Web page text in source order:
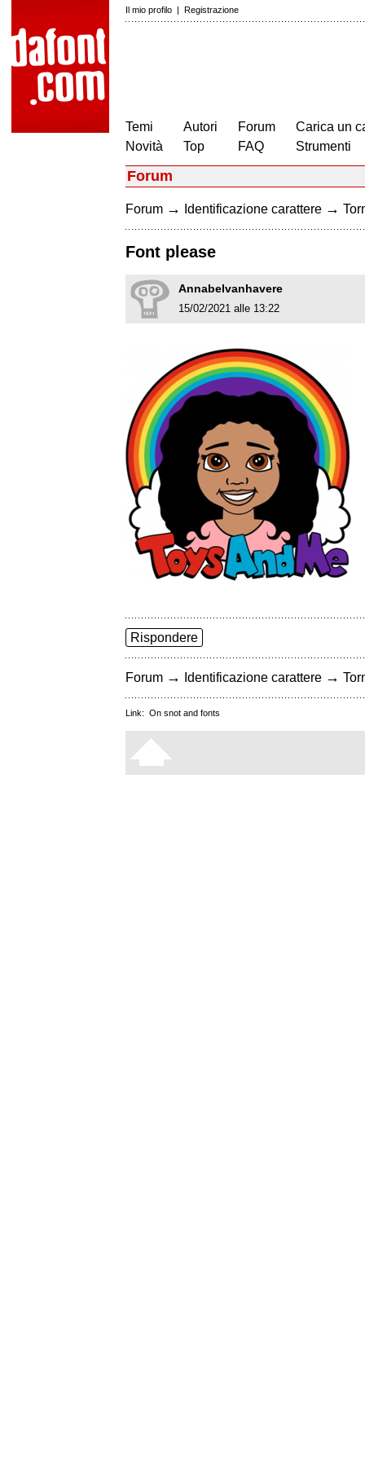
Il mio profilo | Registrazione
Temi
Novità
Autori
Top
Forum
FAQ
Carica un
Strumenti
Forum
Forum → Identificazione carattere →
Font please
Annabelvanhavere
15/02/2021 alle 13:22
Rispondere
Forum → Identificazione carattere →
Link: On snot and fonts